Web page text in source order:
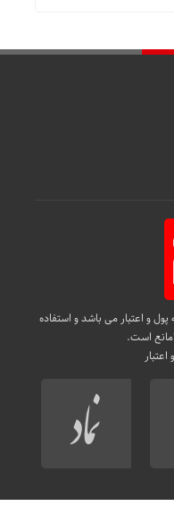
و اعتبار می باشد و استفاده
است.